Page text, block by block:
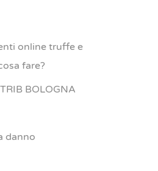
online truffe e
fare?
BOLOGNA
danno